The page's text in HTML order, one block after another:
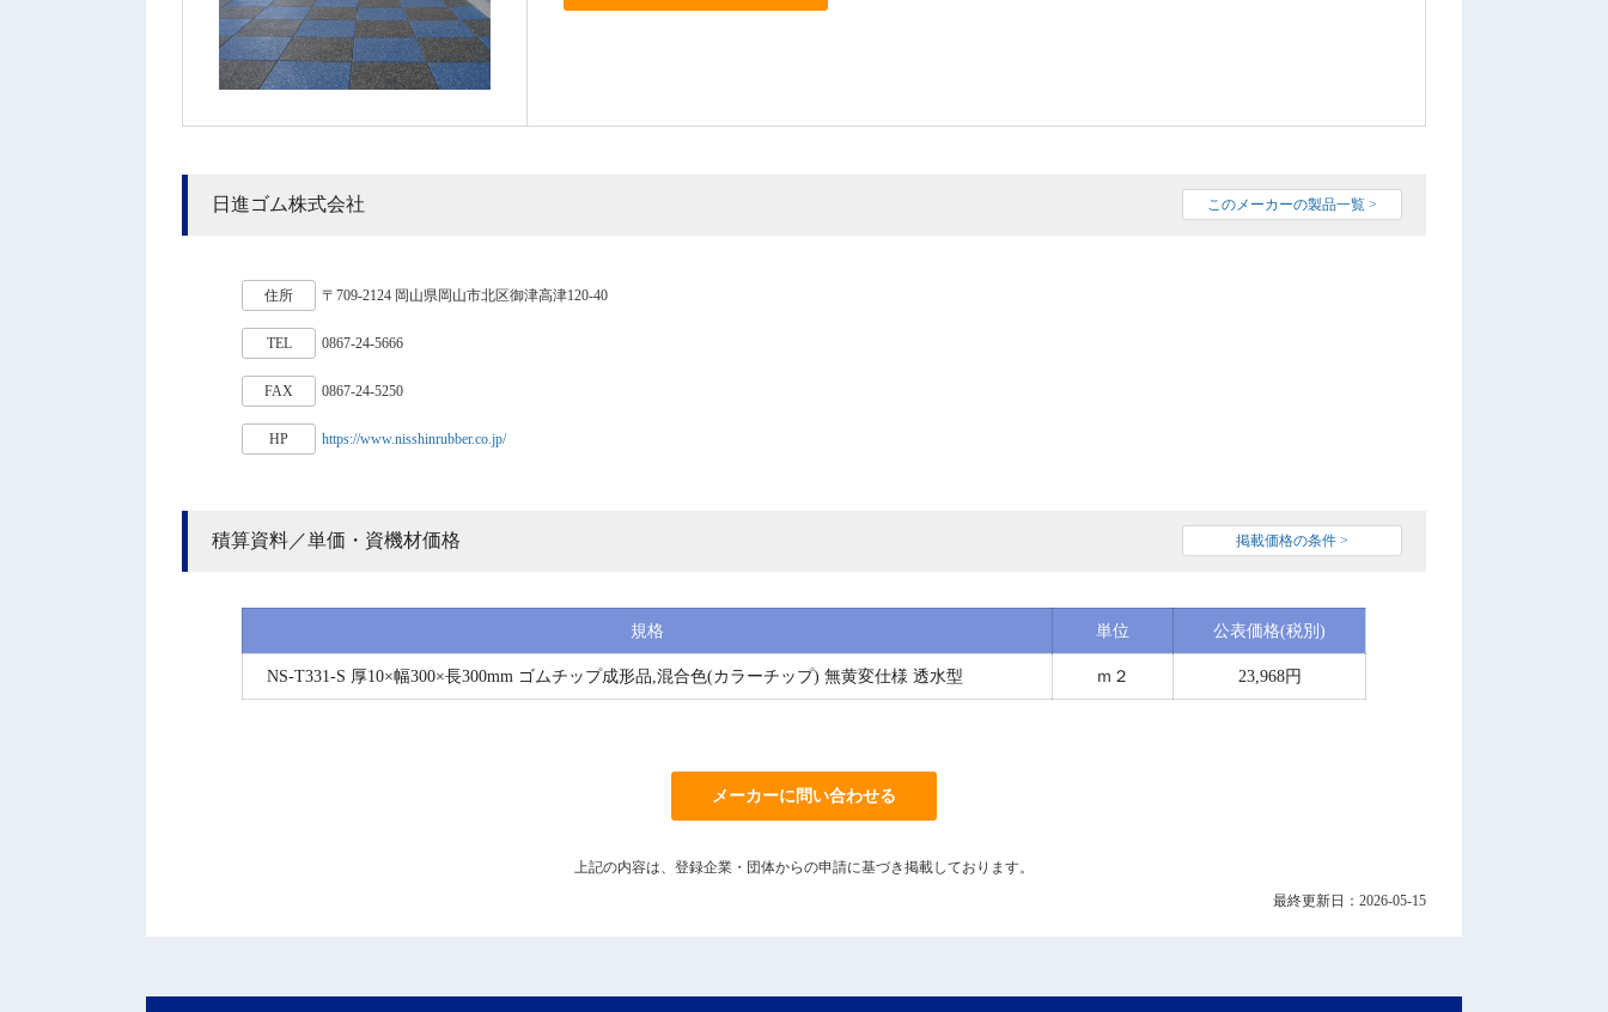
日進ゴム株式会社 このメーカーの製品一覧 >
住所 〒709-2124 岡山県岡山市北区御津高津120-40
TEL 0867-24-5666
FAX 0867-24-5250
HP https://www.nisshinrubber.co.jp/
積算資料／単価・資機材価格 掲載価格の条件 >
規格 単位 公表価格(税別)
NS-T331-S 厚10×幅300×長300mm ゴムチップ成形品,混合色(カラーチップ) 無黄変仕様 透水型 ｍ２ 23,968円
メーカーに問い合わせる
上記の内容は、登録企業・団体からの申請に基づき掲載しております。
最終更新日：2026-05-15